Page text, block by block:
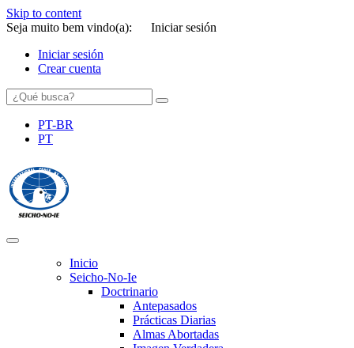
Skip to content
Seja muito bem vindo(a):
Iniciar sesión
Iniciar sesión
Crear cuenta
PT-BR
PT
Inicio
Seicho-No-Ie
Doctrinario
Antepasados
Prácticas Diarias
Almas Abortadas